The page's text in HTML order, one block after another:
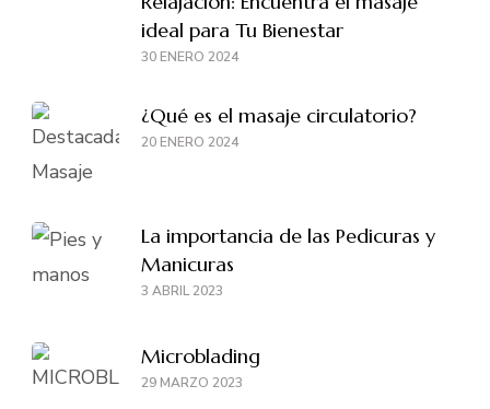
ideal para Tu Bienestar
30 ENERO 2024
¿Qué es el masaje circulatorio?
20 ENERO 2024
La importancia de las Pedicuras y
Manicuras
3 ABRIL 2023
Microblading
29 MARZO 2023